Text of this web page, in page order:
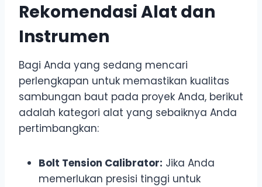
Rekomendasi Alat dan
Instrumen
Bagi Anda yang sedang mencari
perlengkapan untuk memastikan kualitas
sambungan baut pada proyek Anda, berikut
adalah kategori alat yang sebaiknya Anda
pertimbangkan:
Bolt Tension Calibrator: Jika Anda
memerlukan presisi tinggi untuk